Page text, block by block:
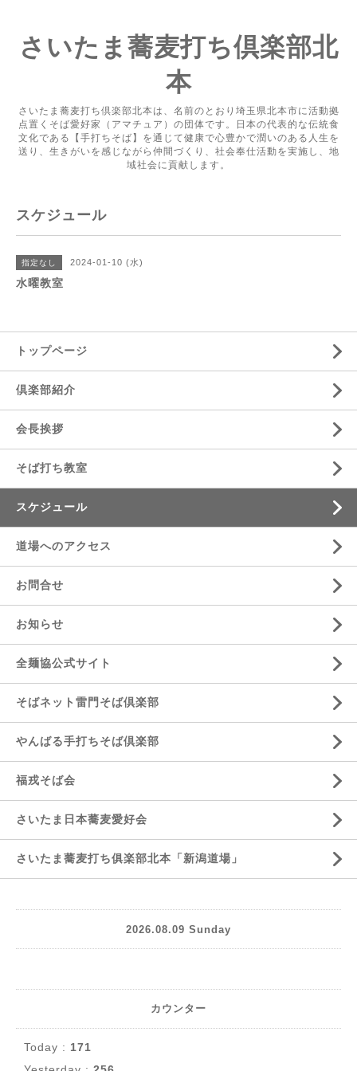
さいたま蕎麦打ち倶楽部北
本
さいたま蕎麦打ち倶楽部北本は、名前のとおり埼玉県北本市に活動拠
点置くそば愛好家（アマチュア）の団体です。日本の代表的な伝統食
文化である【手打ちそば】を通じて健康で心豊かで潤いのある人生を
送り、生きがいを感じながら仲間づくり、社会奉仕活動を実施し、地
域社会に貢献します。
スケジュール
指定なし 2024-01-10 (水)
水曜教室
トップページ
倶楽部紹介
会長挨拶
そば打ち教室
スケジュール
道場へのアクセス
お問合せ
お知らせ
全麺協公式サイト
そばネット雷門そば倶楽部
やんばる手打ちそば倶楽部
福戎そば会
さいたま日本蕎麦愛好会
さいたま蕎麦打ち俱楽部北本「新潟道場」
2026.08.09 Sunday
カウンター
Today : 171